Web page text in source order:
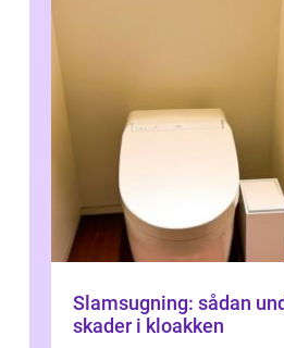
Slamsugning: sådan
skader i kloakken